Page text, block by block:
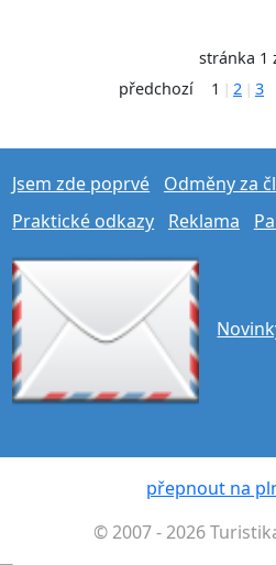
stránka 1
předchozí
1 2 3
Jsem zde poprvé
Odměny za
Praktické odkazy
Reklama
přepnout na
© 2007 - 2026